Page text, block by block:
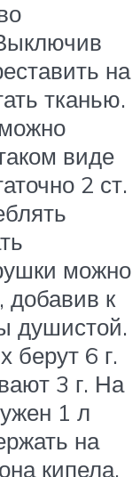
на
тканью.
виде
2 ст.
можно
добавив к
душистой.
берут 6 г.
3 г. На
1 л
на
кипела.